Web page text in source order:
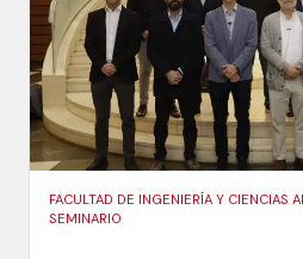
FACULTAD DE INGENIERÍA Y CIENCIAS
SEMINARIO